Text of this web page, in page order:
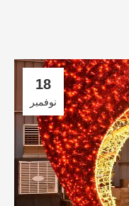
18
نوفمبر